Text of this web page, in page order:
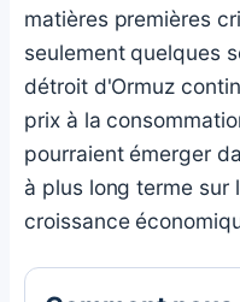
matières premières
seulement quelques
détroit d'Ormuz
prix à la
pourraient émerger
à plus long terme sur
croissance